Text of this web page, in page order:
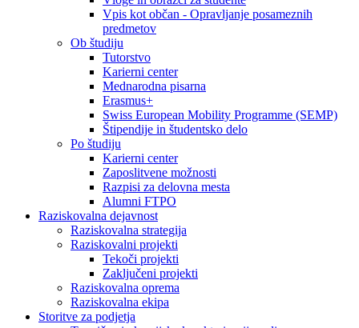
Vpis kot občan - Opravljanje posameznih
predmetov
Ob študiju
Tutorstvo
Karierni center
Mednarodna pisarna
Erasmus+
Swiss European Mobility Programme (SEMP)
Štipendije in študentsko delo
Po študiju
Karierni center
Zaposlitvene možnosti
Razpisi za delovna mesta
Alumni FTPO
Raziskovalna dejavnost
Raziskovalna strategija
Raziskovalni projekti
Tekoči projekti
Zaključeni projekti
Raziskovalna oprema
Raziskovalna ekipa
Storitve za podjetja